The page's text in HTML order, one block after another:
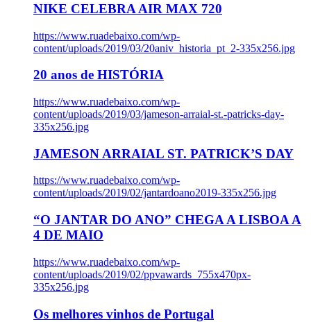
NIKE CELEBRA AIR MAX 720
https://www.ruadebaixo.com/wp-
content/uploads/2019/03/20aniv_historia_pt_2-335x256.jpg
20 anos de HISTÓRIA
https://www.ruadebaixo.com/wp-
content/uploads/2019/03/jameson-arraial-st.-patricks-day-
335x256.jpg
JAMESON ARRAIAL ST. PATRICK’S DAY
https://www.ruadebaixo.com/wp-
content/uploads/2019/02/jantardoano2019-335x256.jpg
“O JANTAR DO ANO” CHEGA A LISBOA A
4 DE MAIO
https://www.ruadebaixo.com/wp-
content/uploads/2019/02/ppvawards_755x470px-
335x256.jpg
Os melhores vinhos de Portugal